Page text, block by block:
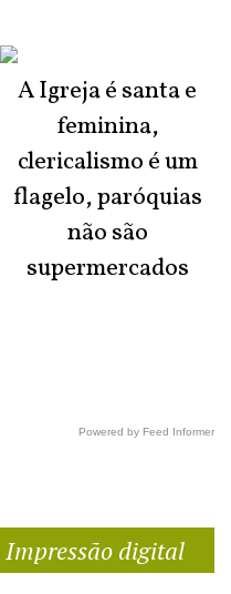
A Igreja é santa e
feminina,
clericalismo é um
flagelo, paróquias
não são
supermercados
Powered by Feed Informer
Impressão digital